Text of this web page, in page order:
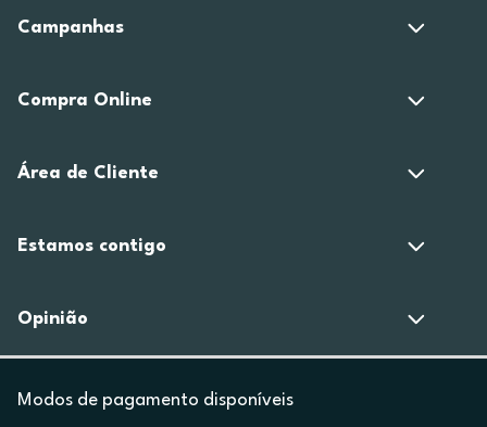
Campanhas
Compra Online
Área de Cliente
Estamos contigo
Opinião
Modos de pagamento disponíveis